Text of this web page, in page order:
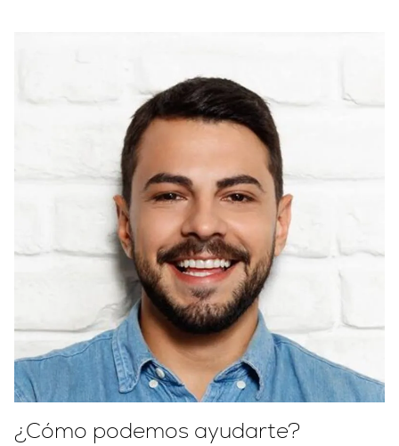
¿Cómo podemos ayudarte?